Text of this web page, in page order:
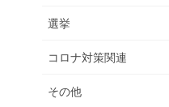
選挙
コロナ対策関連
その他